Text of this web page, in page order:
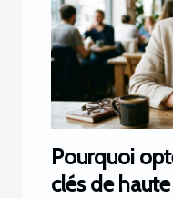
Pourquoi
clés de